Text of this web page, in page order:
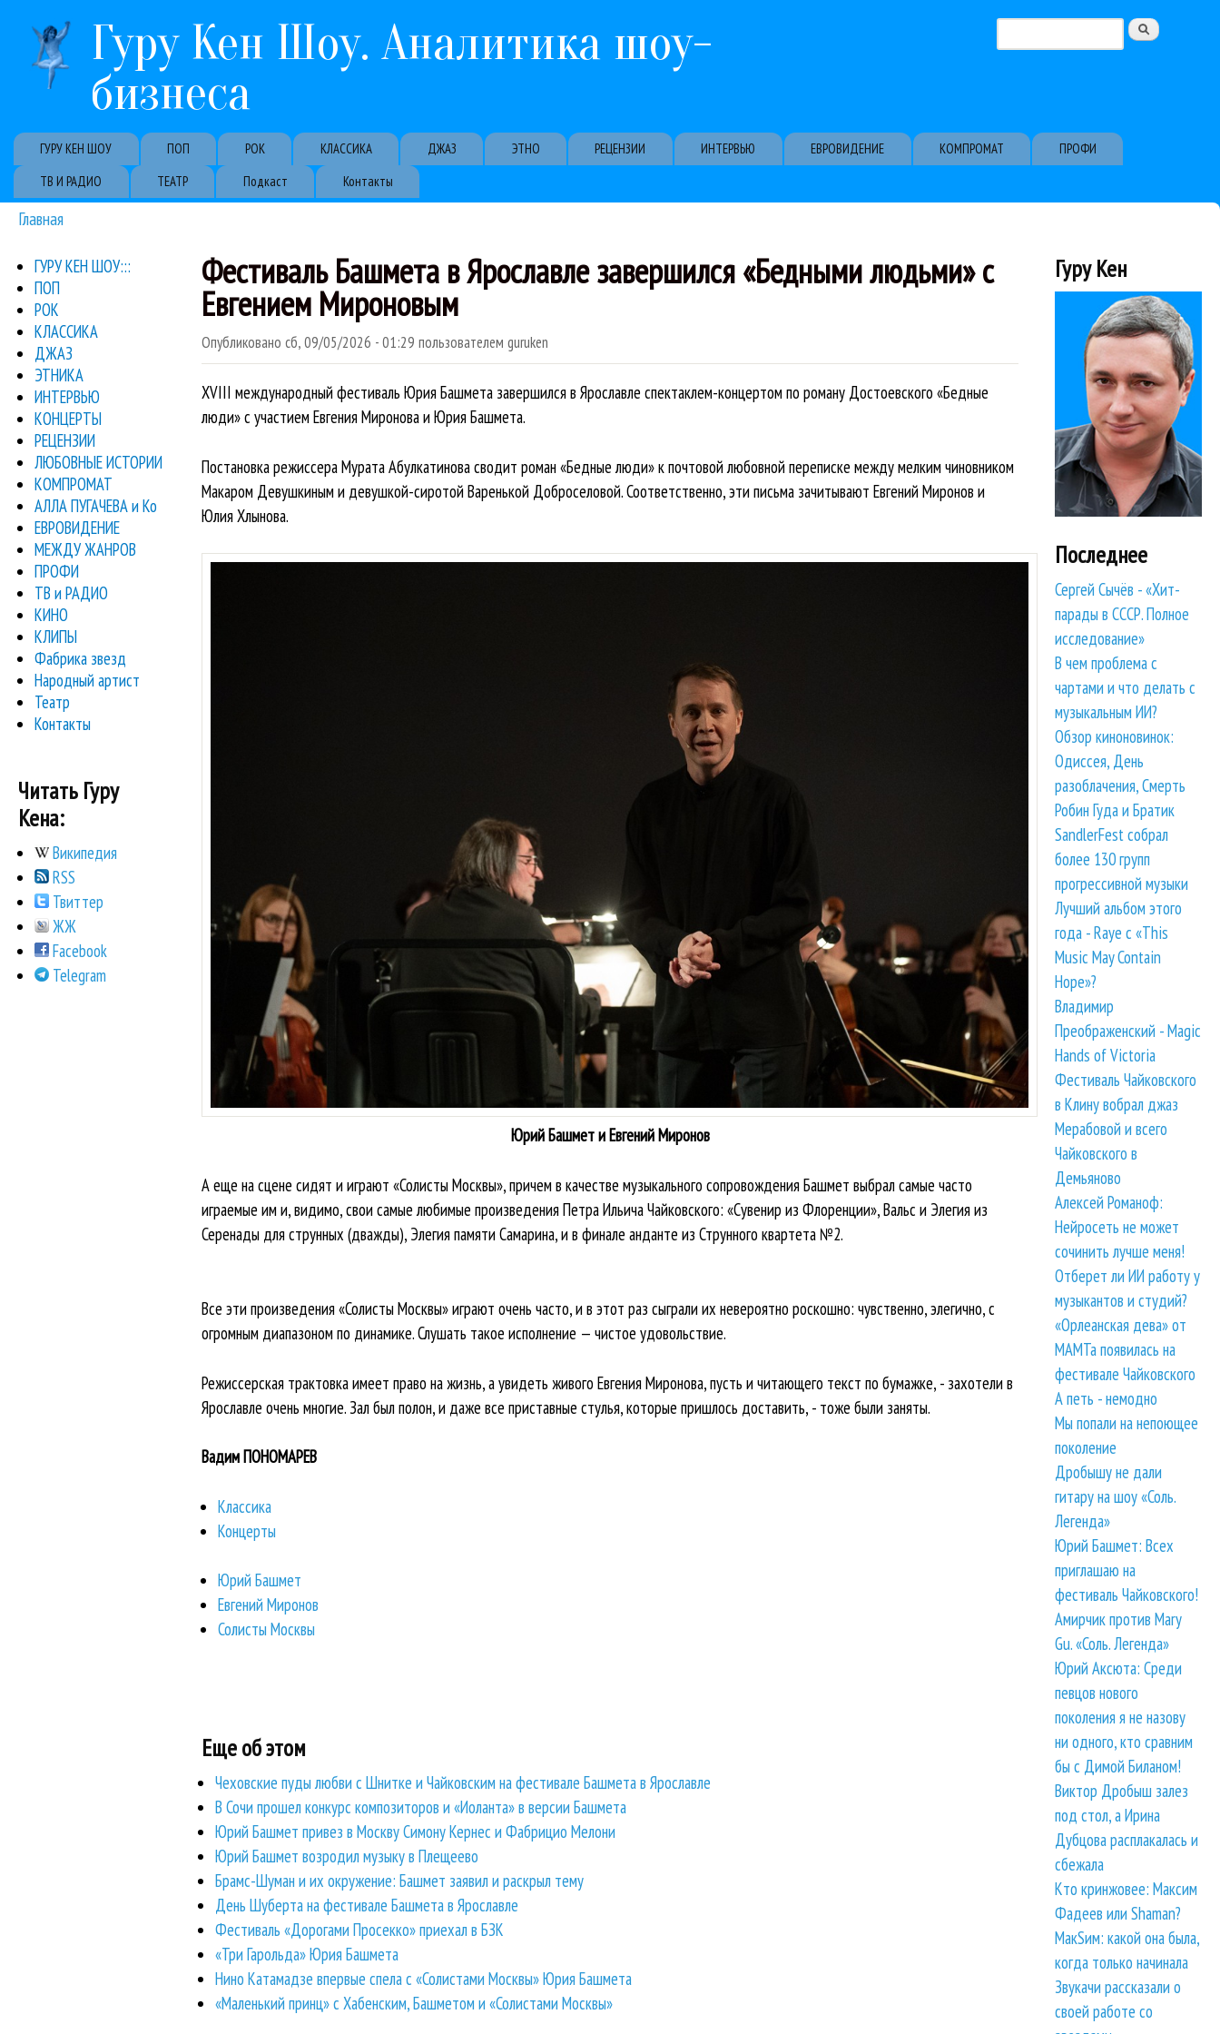
Гуру Кен Шоу. Аналитика шоу-
бизнеса
Форма поиска
Primary links
ГУРУ КЕН ШОУ ПОП РОК КЛАССИКА ДЖАЗ ЭТНО РЕЦЕНЗИИ ИНТЕРВЬЮ ЕВРОВИДЕНИЕ КОМПРОМАТ
ПРОФИ
ТВ И РАДИО
ТЕАТР Подкаст Контакты
Вы здесь
Главная
Фестиваль Башмета в Ярославле завершился «Бедными людьми» с
Евгением Мироновым
Опубликовано сб, 09/05/2026 - 01:29 пользователем guruken
XVIII международный фестиваль Юрия Башмета завершился в Ярославле спектаклем-концертом по роману Достоевского «Бедные
люди» с участием Евгения Миронова и Юрия Башмета.
Постановка режиссера Мурата Абулкатинова сводит роман «Бедные люди» к почтовой любовной переписке между мелким чиновником
Макаром Девушкиным и девушкой-сиротой Варенькой Доброселовой. Соответственно, эти письма зачитывают Евгений Миронов и
Юлия Хлынова.
Юрий Башмет и Евгений Миронов
А еще на сцене сидят и играют «Солисты Москвы», причем в качестве музыкального сопровождения Башмет выбрал самые часто
играемые им и, видимо, свои самые любимые произведения Петра Ильича Чайковского: «Сувенир из Флоренции», Вальс и Элегия из
Серенады для струнных (дважды), Элегия памяти Самарина, и в финале анданте из Струнного квартета №2.
Все эти произведения «Солисты Москвы» играют очень часто, и в этот раз сыграли их невероятно роскошно: чувственно, элегично, с
огромным диапазоном по динамике. Слушать такое исполнение — чистое удовольствие.
Режиссерская трактовка имеет право на жизнь, а увидеть живого Евгения Миронова, пусть и читающего текст по бумажке, - захотели в
Ярославле очень многие. Зал был полон, и даже все приставные стулья, которые пришлось доставить, - тоже были заняты.
Вадим ПОНОМАРЕВ
Классика
Концерты
Юрий Башмет
Евгений Миронов
Солисты Москвы
Еще об этом
Чеховские пуды любви с Шнитке и Чайковским на фестивале Башмета в Ярославле
В Сочи прошел конкурс композиторов и «Иоланта» в версии Башмета
Юрий Башмет привез в Москву Симону Кернес и Фабрицио Мелони
Юрий Башмет возродил музыку в Плещеево
Брамс-Шуман и их окружение: Башмет заявил и раскрыл тему
День Шуберта на фестивале Башмета в Ярославле
Фестиваль «Дорогами Просекко» приехал в БЗК
«Три Гарольда» Юрия Башмета
Нино Катамадзе впервые спела с «Солистами Москвы» Юрия Башмета
«Маленький принц» с Хабенским, Башметом и «Солистами Москвы»
ГУРУ КЕН ШОУ:::
ПОП
РОК
КЛАССИКА
ДЖАЗ
ЭТНИКА
ИНТЕРВЬЮ
КОНЦЕРТЫ
РЕЦЕНЗИИ
ЛЮБОВНЫЕ ИСТОРИИ
КОМПРОМАТ
АЛЛА ПУГАЧЕВА и Ко
ЕВРОВИДЕНИЕ
МЕЖДУ ЖАНРОВ
ПРОФИ
ТВ и РАДИО
КИНО
КЛИПЫ
Фабрика звезд
Народный артист
Театр
Контакты
Читать Гуру
Кена:
Википедия
RSS
Твиттер
ЖЖ
Facebook
Telegram
Гуру Кен
Последнее
Сергей Сычёв - «Хит-
парады в СССР. Полное
исследование»
В чем проблема с
чартами и что делать с
музыкальным ИИ?
Обзор киноновинок:
Одиссея, День
разоблачения, Смерть
Робин Гуда и Братик
SandlerFest собрал
более 130 групп
прогрессивной музыки
Лучший альбом этого
года - Raye с «This
Music May Contain
Hope»?
Владимир
Преображенский - Magic
Hands of Victoria
Фестиваль Чайковского
в Клину вобрал джаз
Мерабовой и всего
Чайковского в
Демьяново
Алексей Романоф:
Нейросеть не может
сочинить лучше меня!
Отберет ли ИИ работу у
музыкантов и студий?
«Орлеанская дева» от
МАМТа появилась на
фестивале Чайковского
А петь - немодно
Мы попали на непоющее
поколение
Дробышу не дали
гитару на шоу «Соль.
Легенда»
Юрий Башмет: Всех
приглашаю на
фестиваль Чайковского!
Амирчик против Mary
Gu. «Соль. Легенда»
Юрий Аксюта: Среди
певцов нового
поколения я не назову
ни одного, кто сравним
бы с Димой Биланом!
Виктор Дробыш залез
под стол, а Ирина
Дубцова расплакалась и
сбежала
Кто кринжовее: Максим
Фадеев или Shaman?
МакSим: какой она была,
когда только начинала
Звукачи рассказали о
своей работе со